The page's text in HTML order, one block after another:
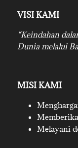
VISI KAMI
“Keindahan
Dunia melalui
MISI KAMI
Melayani